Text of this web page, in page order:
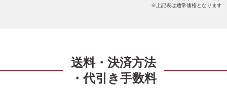
上記表は通常価格となります
送料・決済方法
・代引き手数料